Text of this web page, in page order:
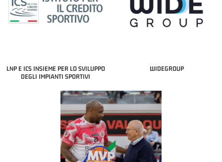
LNP E ICS INSIEME PER LO SVILUPPO
DEGLI IMPIANTI SPORTIVI
WIDEGROUP